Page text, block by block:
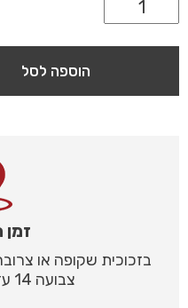
הוספה לסל
צבועה 14 עד 30 ימי עסקים